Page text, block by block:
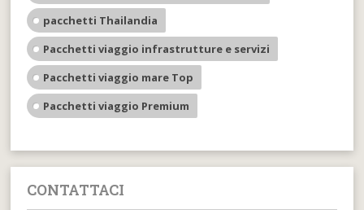
pacchetti Thailandia
Pacchetti viaggio infrastrutture e servizi
Pacchetti viaggio mare Top
Pacchetti viaggio Premium
CONTATTACI